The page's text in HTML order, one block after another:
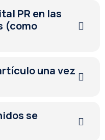
PR en las
(como
una vez
se